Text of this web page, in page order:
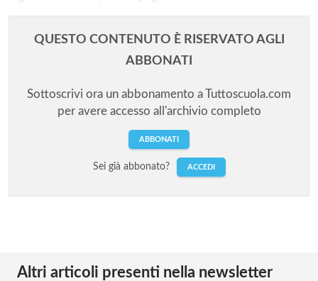
QUESTO CONTENUTO È RISERVATO AGLI
ABBONATI
Sottoscrivi ora un abbonamento a Tuttoscuola.com
per avere accesso all'archivio completo
ABBONATI
Sei già abbonato? ACCEDI
Altri articoli presenti nella newsletter